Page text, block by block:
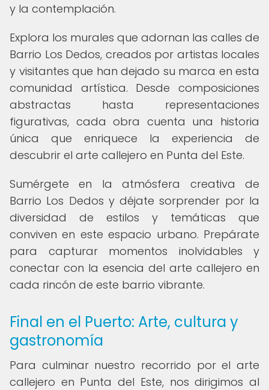
y la contemplación.
Explora los murales que adornan las calles de
Barrio Los Dedos, creados por artistas locales
y visitantes que han dejado su marca en esta
comunidad artística. Desde composiciones
abstractas hasta representaciones
figurativas, cada obra cuenta una historia
única que enriquece la experiencia de
descubrir el arte callejero en Punta del Este.
Sumérgete en la atmósfera creativa de
Barrio Los Dedos y déjate sorprender por la
diversidad de estilos y temáticas que
conviven en este espacio urbano. Prepárate
para capturar momentos inolvidables y
conectar con la esencia del arte callejero en
cada rincón de este barrio vibrante.
Final en el Puerto: Arte, cultura y
gastronomía
Para culminar nuestro recorrido por el arte
callejero en Punta del Este, nos dirigimos al